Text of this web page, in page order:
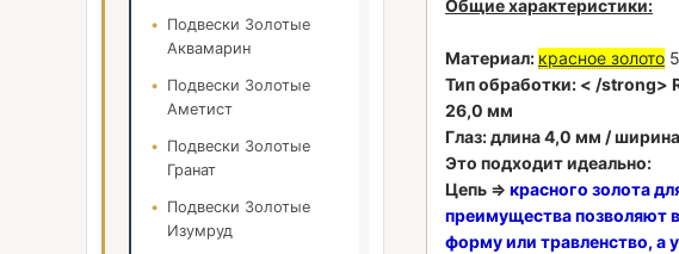
Подвески Золотые
Аквамарин
Подвески Золотые
Аметист
Подвески Золотые
Гранат
Подвески Золотые
Изумруд
Общие характеристики:
Материал: красное золото
Тип обработки: < /strong>
26,0 мм
Глаз: длина 4,0 мм /
Это подходит идеально:
Цепь ⇒ красного золота
преимущества позволяют
форму или травленство, а